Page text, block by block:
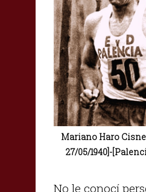
Mariano Haro
27/05/1940]-
No le conocí